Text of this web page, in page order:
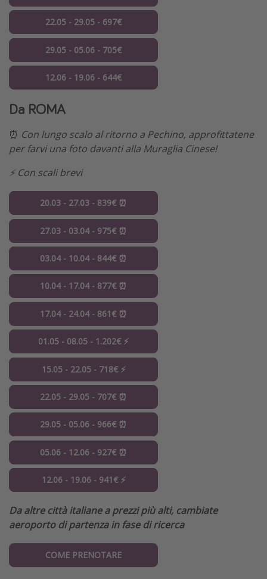
22.05 - 29.05 - 697€
29.05 - 05.06 - 705€
12.06 - 19.06 - 644€
Da ROMA
⏰ Con lungo scalo al ritorno a Pechino, approfittatene
per farvi una foto davanti alla Muraglia Cinese!
⚡️ Con scali brevi
20.03 - 27.03 - 839€ ⏰
27.03 - 03.04 - 975€ ⏰
03.04 - 10.04 - 844€ ⏰
10.04 - 17.04 - 877€ ⏰
17.04 - 24.04 - 861€ ⏰
01.05 - 08.05 - 1.202€ ⚡️
15.05 - 22.05 - 718€ ⚡️
22.05 - 29.05 - 707€ ⏰
29.05 - 05.06 - 966€ ⏰
05.06 - 12.06 - 927€ ⏰
12.06 - 19.06 - 941€ ⚡️
Da altre città italiane a prezzi più alti, cambiate
aeroporto di partenza in fase di ricerca
COME PRENOTARE